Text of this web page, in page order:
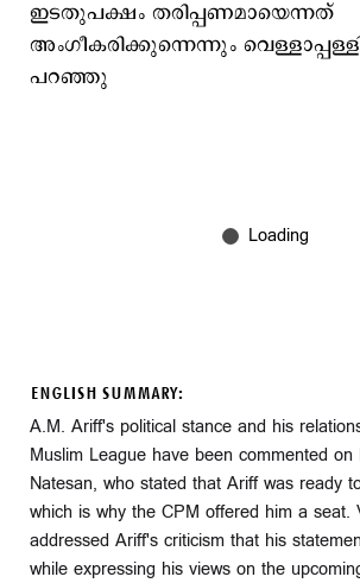
ഇടതുപക്ഷം തരിപ്പണമായെന്നത്
അംഗീകരിക്കുന്നെന്നും
പറഞ്ഞു
ENGLISH SUMMARY:
A.M. Ariff's political stance and his
Muslim League have been commented on
Natesan, who stated that Ariff was ready
which is why the CPM offered him a seat.
addressed Ariff's criticism that his
while expressing his views on the